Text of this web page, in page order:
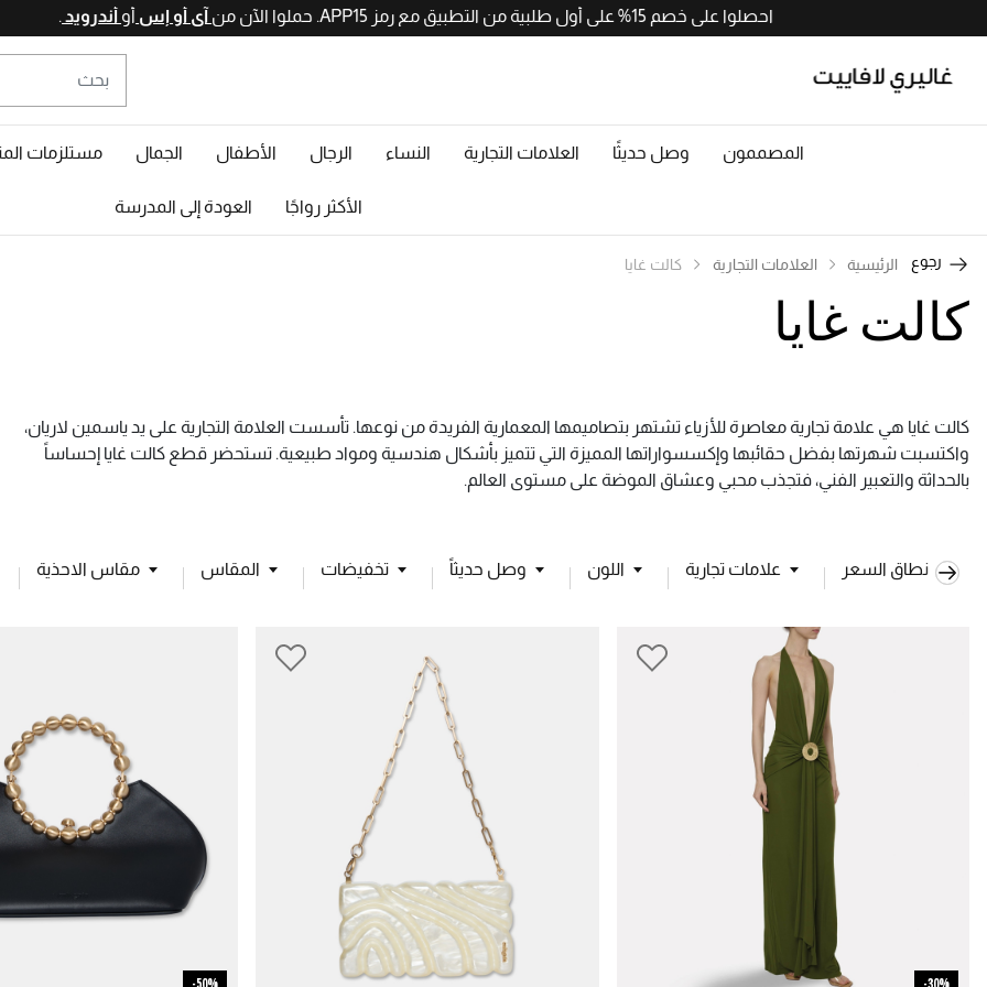
احصلوا على خصم 15% على أول طلبية من التطبيق مع رمز APP15. حملوا الآن من آي أو إس
المصممون وصل حديثًا العلامات التجارية النساء الرجال الأطفال الجمال مستلزمات
الأكثر رواجًا العودة إلى المدرسة
رجوع الرئيسية العلامات التجارية كالت غايا
كالت غايا
كالت غايا هي علامة تجارية معاصرة للأزياء تشتهر بتصاميمها المعمارية الفريدة من نوعها. تأسست العلامة التجارية على يد ياسمين لاريان،
واكتسبت شهرتها بفضل حقائبها وإكسسواراتها المميزة التي تتميز بأشكال هندسية ومواد طبيعية. تستحضر قطع كالت غايا إحساساً
بالحداثة والتعبير الفني، فتجذب محبي وعشاق الموضة على مستوى العالم.
نطاق السعر علامات تجارية اللون وصل حديثاً تخفيضات المقاس مقاس الاحذية